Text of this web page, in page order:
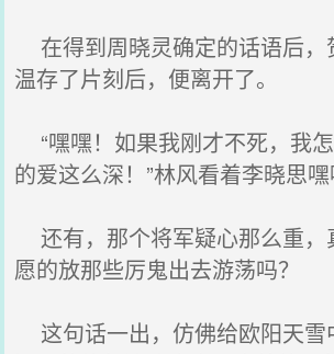
在得到周晓灵确定的话语后，
温存了片刻后，便离开了。
“嘿嘿！如果我刚才不死，我
的爱这么深！”林风看着李晓思嘿
还有，那个将军疑心那么重，
愿的放那些厉鬼出去游荡吗？
这句话一出，仿佛给欧阳天雪